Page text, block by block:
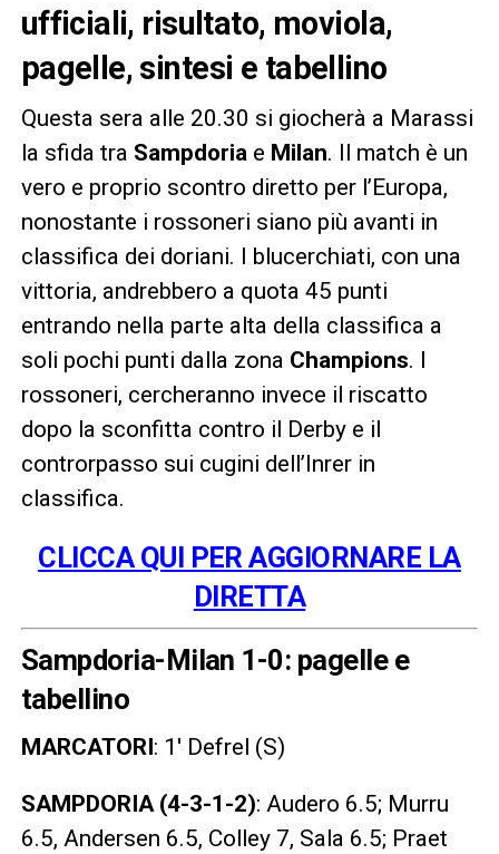
ufficiali, risultato, moviola,
pagelle, sintesi e tabellino
Questa sera alle 20.30 si giocherà a Marassi
la sfida tra Sampdoriae Milan. Il match è un
vero e proprio scontro diretto per l’Europa,
nonostante i rossoneri siano più avanti in
classifica dei doriani. I blucerchiati, con una
vittoria, andrebbero a quota 45 punti
entrando nella parte alta della classifica a
soli pochi punti dalla zona Champions. I
rossoneri, cercheranno invece il riscatto
dopo la sconfitta contro il Derby e il
controrpasso sui cugini dell’Inrer in
classifica.
CLICCA QUI PER AGGIORNARE LA
DIRETTA
Sampdoria-Milan 1-0: pagelle e
tabellino
MARCATORI : 1′ Defrel (S)
SAMPDORIA (4-3-1-2): Audero 6.5; Murru
6.5, Andersen 6.5, Colley 7, Sala 6.5; Praet